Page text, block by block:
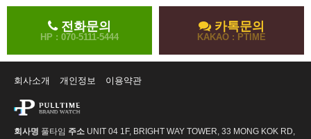
전화문의
HP : 070-5111-5444
카톡문의
KAKAO : PTIME
회사소개 개인정보 이용약관
회사명 풀타임 주소 UNIT 04 1F, BRIGHT WAY TOWER, 33 MONG KOK RD,